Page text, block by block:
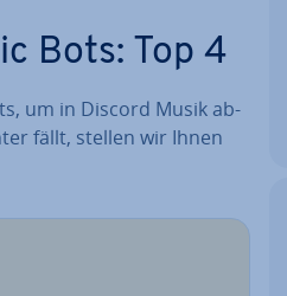
Bots: Top 4
um in Discord Musik ab­
fällt, stellen wir Ihnen